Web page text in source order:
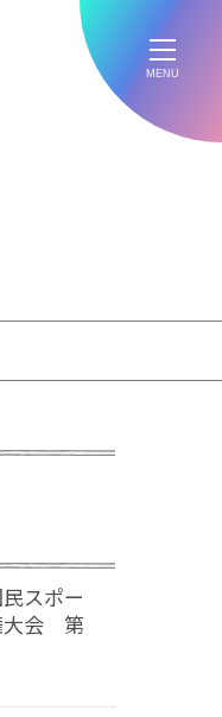
MENU
スポー
大会 第